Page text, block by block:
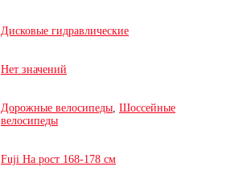
Дисковые гидравлические
Нет значений
Дорожные велосипеды, Шоссейные
велосипеды
Fuji На рост 168-178 см